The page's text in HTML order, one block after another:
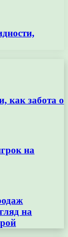
как забота о
на
на